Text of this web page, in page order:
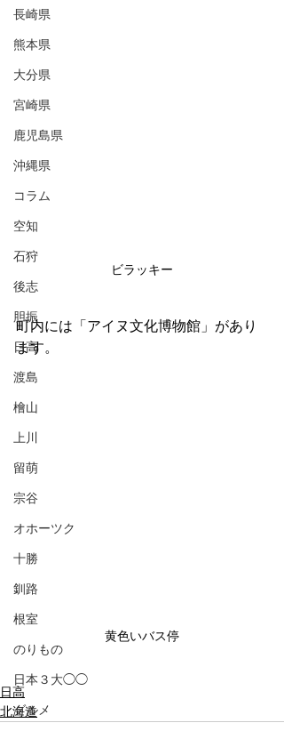
長崎県
熊本県
大分県
宮崎県
鹿児島県
沖縄県
コラム
空知
石狩
後志
胆振
日高
渡島
檜山
上川
留萌
宗谷
オホーツク
十勝
釧路
根室
のりもの
日本３大◯◯
グルメ
ビラッキー
町内には「アイヌ文化博物館」があり
ます。
黄色いバス停
日高
北海道